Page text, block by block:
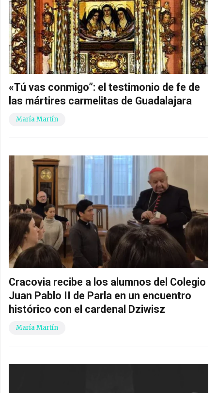
«Tú vas conmigo”: el testimonio de fe de
las mártires carmelitas de Guadalajara
María Martín
Cracovia recibe a los alumnos del Colegio
Juan Pablo II de Parla en un encuentro
histórico con el cardenal Dziwisz
María Martín